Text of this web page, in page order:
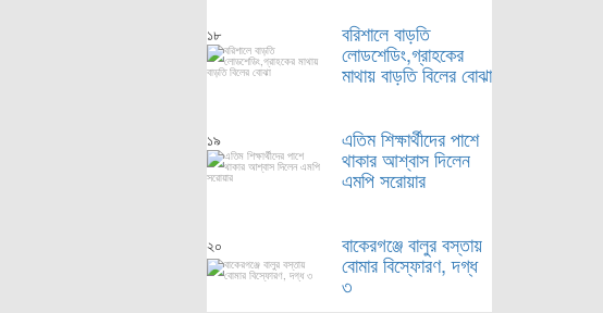
১৮ বরিশালে বাড়তি
লোডশেডিং,গ্রাহকের
মাথায় বাড়তি বিলের বোঝা
১৯ এতিম শিক্ষার্থীদের পাশে
থাকার আশ্বাস দিলেন
এমপি সরোয়ার
২০ বাকেরগঞ্জে বালুর বস্তায়
বোমার বিস্ফোরণ, দগ্ধ
৩